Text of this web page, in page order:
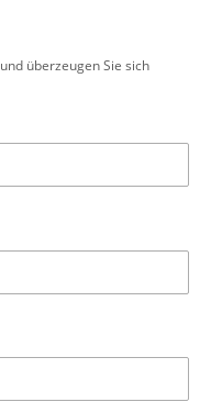
überzeugen Sie sich